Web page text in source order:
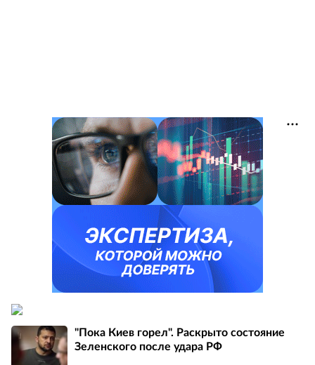
"Пока Киев горел". Раскрыто состояние
Зеленского после удара РФ